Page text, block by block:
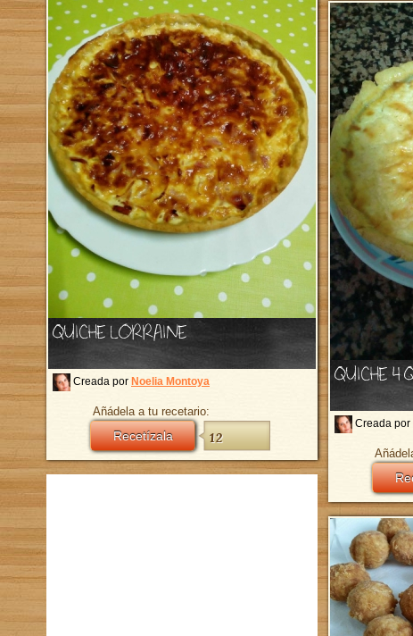
QUICHE LORRAINE
Creada por Noelia Montoya
Añádela a tu recetario:
Recetízala 12
QUICHE 4
Creada por